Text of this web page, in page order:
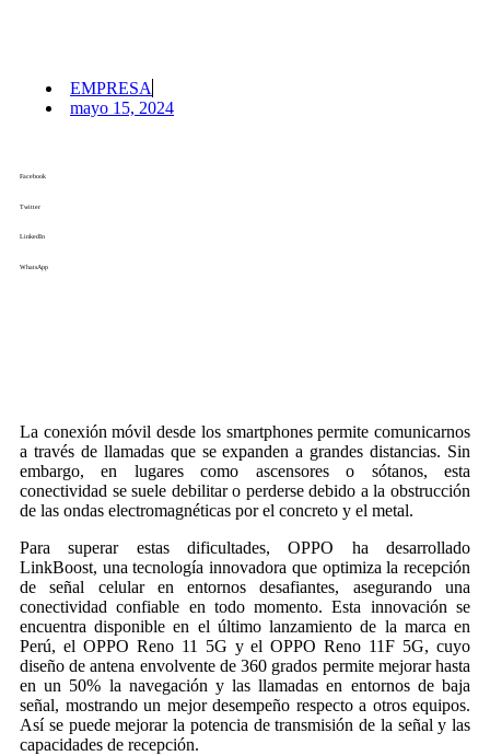
EMPRESA
mayo 15, 2024
Facebook
Twitter
LinkedIn
WhatsApp
La conexión móvil desde los smartphones permite comunicarnos
a través de llamadas que se expanden a grandes distancias. Sin
embargo, en lugares como ascensores o sótanos, esta
conectividad se suele debilitar o perderse debido a la obstrucción
de las ondas electromagnéticas por el concreto y el metal.
Para superar estas dificultades, OPPO ha desarrollado
LinkBoost, una tecnología innovadora que optimiza la recepción
de señal celular en entornos desafiantes, asegurando una
conectividad confiable en todo momento. Esta innovación se
encuentra disponible en el último lanzamiento de la marca en
Perú, el OPPO Reno 11 5G y el OPPO Reno 11F 5G, cuyo
diseño de antena envolvente de 360 grados permite mejorar hasta
en un 50% la navegación y las llamadas en entornos de baja
señal, mostrando un mejor desempeño respecto a otros equipos.
Así se puede mejorar la potencia de transmisión de la señal y las
capacidades de recepción.